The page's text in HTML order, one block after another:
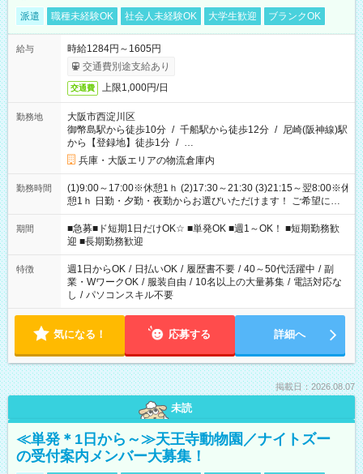
派遣 職種未経験OK 社会人未経験OK 大学生歓迎 ブランクOK
給与
時給1284円～1605円
交通費別途支給あり
交通費 上限1,000円/日
勤務地
大阪市西淀川区
御幣島駅から徒歩10分 / 千船駅から徒歩12分 / 尼崎(阪神線)駅
から【登録地】徒歩1分 / …
兵庫・大阪エリアの物流倉庫内
勤務時間
(1)9:00～17:00※休憩1ｈ (2)17:30～21:30 (3)21:15～翌8:00※休
憩1ｈ 日勤・夕勤・夜勤からお選びいただけます！ ご希望に合
わせて働けるお仕事です(*^^*) 【その他選べる勤務時間】 8-17
時/9-17時/9-18時/10-18時/11-21時/18-22時/20-翌4時/21-翌5
時/22-翌6時/0-翌8時 ご自身のご都合で選んで頂ける完全自由シ
フト！
期間
■急募■ド短期1日だけOK☆ ■単発OK ■週1～OK！ ■短期勤務歓
迎 ■長期勤務歓迎
特徴 週1日からOK / 日払いOK / 履歴書不要 / 40～50代活躍中 / 副
業・WワークOK / 服装自由 / 10名以上の大量募集 / 電話対応な
し / パソコンスキル不要
気になる！ 応募する 詳細へ
掲載日：2026.08.07
未読
≪単発＊1日から～≫天王寺動物園／ナイトズー
の受付案内メンバー大募集！